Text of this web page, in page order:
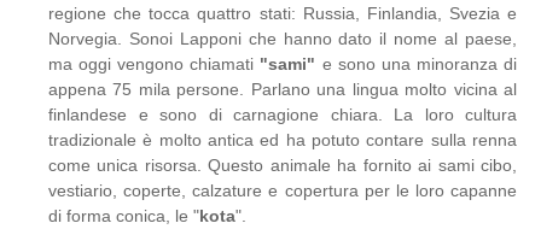
regione che tocca quattro stati: Russia, Finlandia, Svezia e
Norvegia. Sonoi Lapponi che hanno dato il nome al paese,
ma oggi vengono chiamati "sami" e sono una minoranza di
appena 75 mila persone. Parlano una lingua molto vicina al
finlandese e sono di carnagione chiara. La loro cultura
tradizionale è molto antica ed ha potuto contare sulla renna
come unica risorsa. Questo animale ha fornito ai sami cibo,
vestiario, coperte, calzature e copertura per le loro capanne
di forma conica, le "kota".